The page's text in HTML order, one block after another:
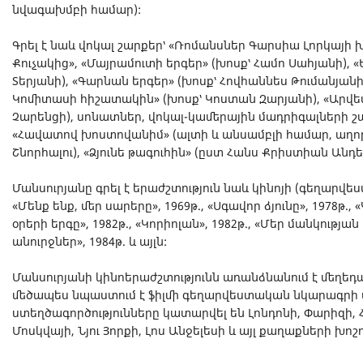
նվագախմբի համար):
Գրել է նաև վոկալ շարքեր՝ «Ռոմանսներ Գարսիա
Քուչակից», «Մայրամուտի երգեր» (խոսք՝ Համո Սահյանի),
Տերյանի), «Գարնան երգեր» (խոսք՝ Հովհաննես
Կոմիտասի հիշատակին» (խոսք՝ Կոստան Զարյանի),
Չարենցի), սոնատներ, վոկալ-կամերային մադրիգալների
«Հավատով խոստովանիմ» (ալտի և անսամբլի համար,
Շնորհալու), «Ձյունե թագուհին» (ըստ Հանս Քրիստիան
Մանսուրյանը գրել է երաժշտություն նաև կինոյի
«Մենք ենք, մեր սարերը», 1969թ., «Սգավոր ձյունը», 1978թ.,
օրերի երգը», 1982թ., «Կորիոլան», 1982թ., «Մեր
անուրջներ», 1984թ. և այլն:
Մանսուրյանի կինոերաժշտությունն առանձնանում է
մեծապես նպաստում է ֆիլմի գեղարվեստական
ստեղծագործությունները կատարվել են Լոնդոնի, Փարիզի,
Մոսկվայի, Նյու Յորքի, Լոս Անջելեսի և այլ քաղաքների